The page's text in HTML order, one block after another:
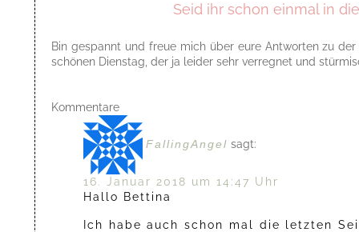
Seid ihr schon einmal in
Bin gespannt und freue mich über eure Antworten zu
schönen Dienstag, der ja leider sehr verregnet und
Kommentare
FallingAngel sagt:
16. Januar 2018 um 14:47 Uhr
Hallo Bettina
Ich habe auch schon mal die letzten